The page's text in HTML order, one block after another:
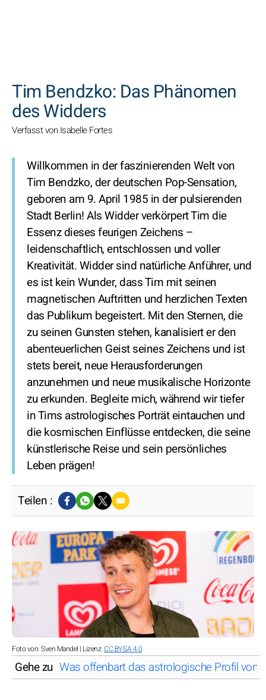
Tim Bendzko: Das Phänomen
des Widders
Verfasst von Isabelle Fortes
Willkommen in der faszinierenden Welt von
Tim Bendzko, der deutschen Pop-Sensation,
geboren am 9. April 1985 in der pulsierenden
Stadt Berlin! Als Widder verkörpert Tim die
Essenz dieses feurigen Zeichens –
leidenschaftlich, entschlossen und voller
Kreativität. Widder sind natürliche Anführer, und
es ist kein Wunder, dass Tim mit seinen
magnetischen Auftritten und herzlichen Texten
das Publikum begeistert. Mit den Sternen, die
zu seinen Gunsten stehen, kanalisiert er den
abenteuerlichen Geist seines Zeichens und ist
stets bereit, neue Herausforderungen
anzunehmen und neue musikalische Horizonte
zu erkunden. Begleite mich, während wir tiefer
in Tims astrologisches Porträt eintauchen und
die kosmischen Einflüsse entdecken, die seine
künstlerische Reise und sein persönliches
Leben prägen!
Teilen :
Foto von: Sven Mandel | Lizenz:CC BY-SA 4.0
Gehe zu Was offenbart das astrologische Profil von